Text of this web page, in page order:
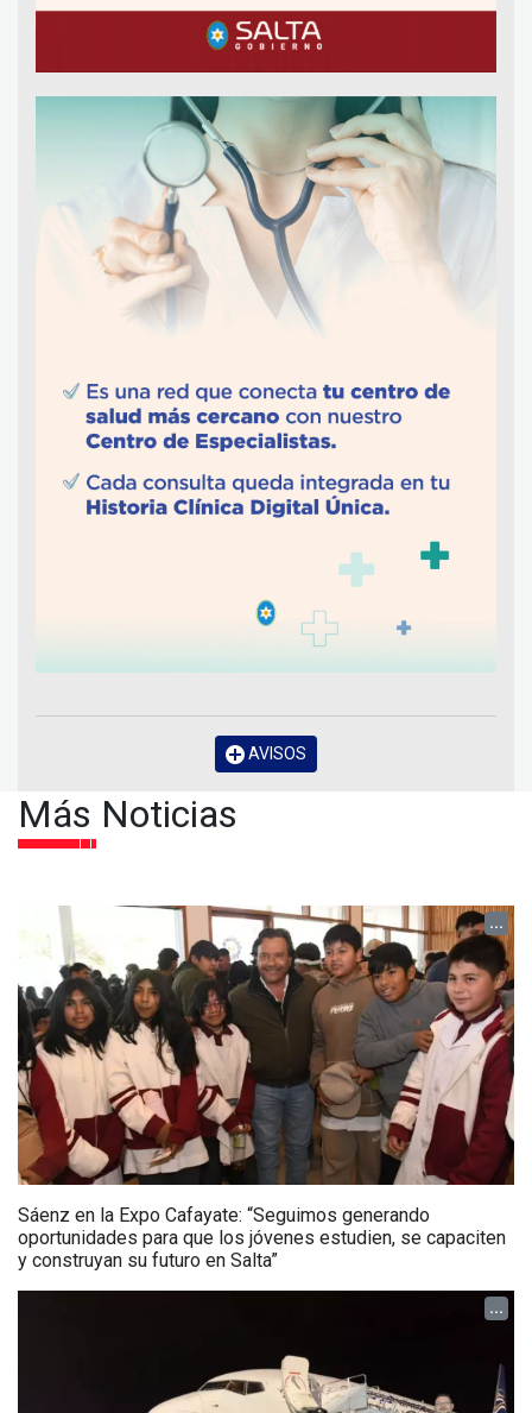
AVISOS
Más Noticias
...
Sáenz en la Expo Cafayate: “Seguimos generando
oportunidades para que los jóvenes estudien, se capaciten
y construyan su futuro en Salta”
...